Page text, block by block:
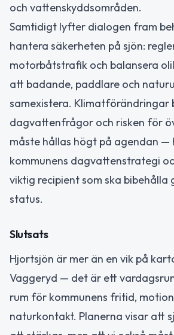
och vattenskyddsområden.
Samtidigt lyfter dialogen fram
hantera säkerheten på sjön:
motorbåtstrafik och balansera
att badande, paddlare och
samexistera. Klimatförändringar
dagvattenfrågor och risken för
måste hållas högt på agendan —
kommunens dagvattenstrategi
viktig recipient som ska bibehålla
status.
Slutsats
Hjortsjön är mer än en vik på
Vaggeryd — det är ett
rum för kommunens fritid,
naturkontakt. Planerna visar att